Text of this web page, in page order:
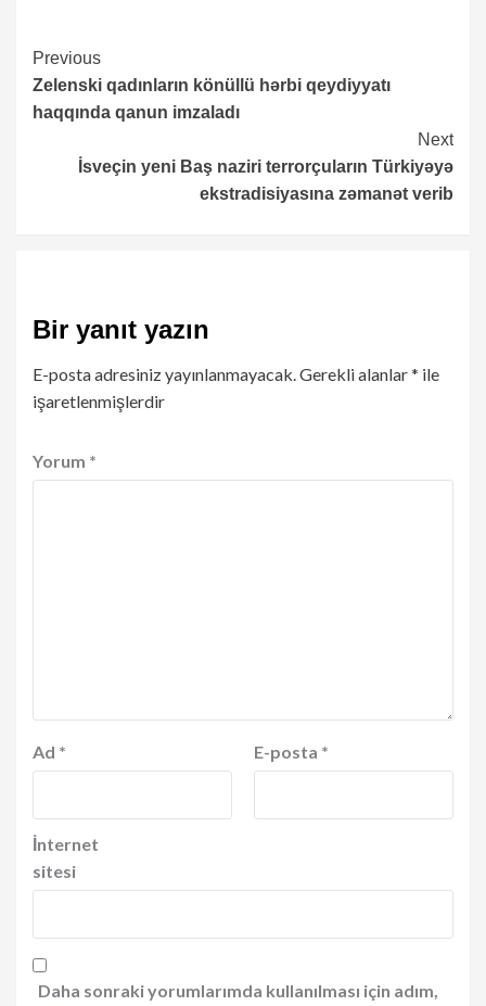
Continue
Reading
Previous
Zelenski qadınların könüllü hərbi qeydiyyatı
haqqında qanun imzaladı
Next
İsveçin yeni Baş naziri terrorçuların Türkiyəyə
ekstradisiyasına zəmanət verib
Bir yanıt yazın
E-posta adresiniz yayınlanmayacak. Gerekli alanlar* ile
işaretlenmişlerdir
Yorum *
Ad * E-posta *
İnternet
sitesi
Daha sonraki yorumlarımda kullanılması için adım,